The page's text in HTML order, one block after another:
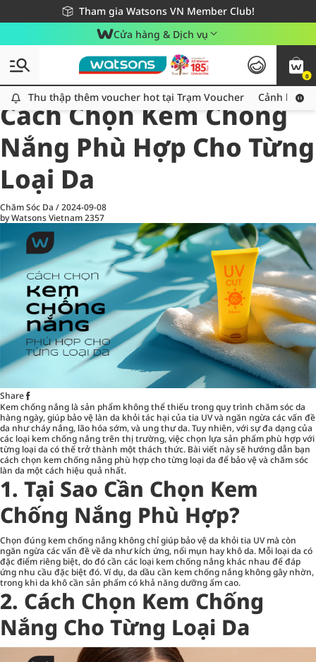
Tham gia Watsons VN Member Club!
Miễn phí giao hàng cho đơn hàng từ 249,000Đ
Giao hàng nhanh 24h - Áp dụng khu vực TP. Hồ Chí Minh
Cửa hàng & Dịch vụ
0
Thu thập thêm voucher hot tại Trạm Voucher
Thu thập thêm voucher hot tại Trạm Voucher Cảnh báo
All
Chăm Sóc Cá Nhân
Cách Chọn Kem Chống
Nắng Phù Hợp Cho Từng
Loại Da
Chăm Sóc Da /2024-09-08
by Watsons Vietnam2357
Share
Kem chống nắng là sản phẩm không thể thiếu trong quy trình chăm sóc da
hàng ngày, giúp bảo vệ làn da khỏi tác hại của tia UV và ngăn ngừa các vấn đề
da như cháy nắng, lão hóa sớm, và ung thư da. Tuy nhiên, với sự đa dạng của
các loại kem chống nắng trên thị trường, việc chọn lựa sản phẩm phù hợp với
từng loại da có thể trở thành một thách thức. Bài viết này sẽ hướng dẫn bạn
cách chọn kem chống nắng phù hợp cho từng loại da để bảo vệ và chăm sóc
làn da một cách hiệu quả nhất.
1. Tại Sao Cần Chọn Kem
Chống Nắng Phù Hợp?
Chọn đúng kem chống nắng không chỉ giúp bảo vệ da khỏi tia UV mà còn
ngăn ngừa các vấn đề về da như kích ứng, nổi mụn hay khô da. Mỗi loại da có
đặc điểm riêng biệt, do đó cần các loại kem chống nắng khác nhau để đáp
ứng nhu cầu đặc biệt đó. Ví dụ, da dầu cần kem chống nắng không gây nhờn,
trong khi da khô cần sản phẩm có khả năng dưỡng ẩm cao.
2. Cách Chọn Kem Chống
Nắng Cho Từng Loại Da